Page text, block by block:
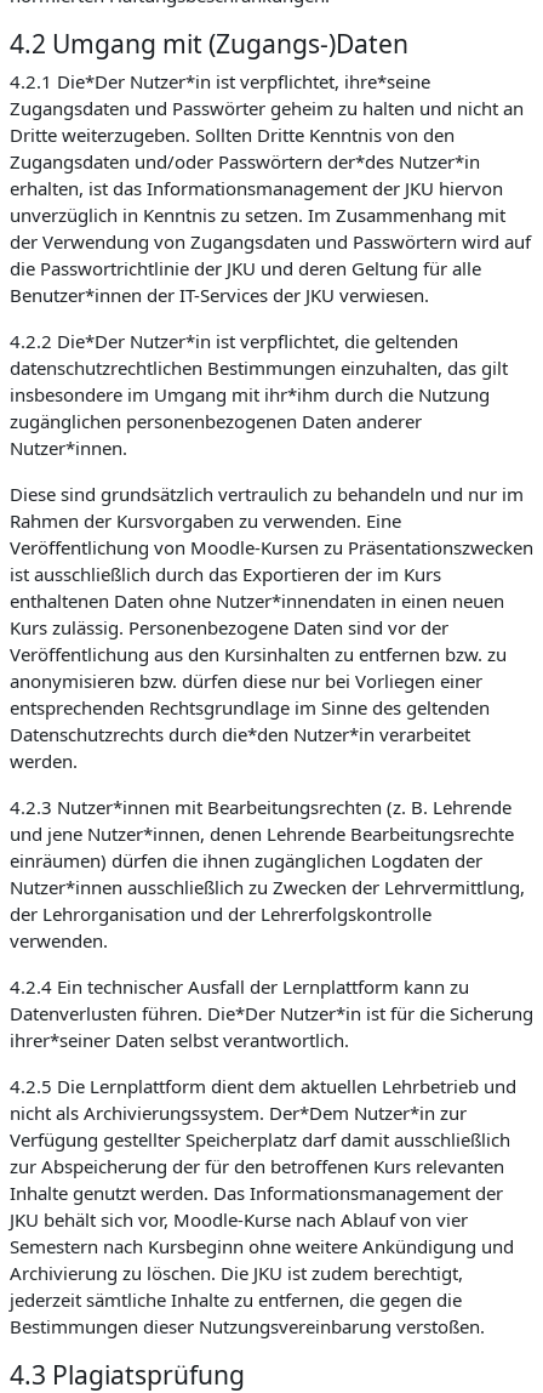
4.2 Umgang mit (Zugangs-)Daten
4.2.1 Die*Der Nutzer*in ist verpflichtet, ihre*seine
Zugangsdaten und Passwörter geheim zu halten und nicht an
Dritte weiterzugeben. Sollten Dritte Kenntnis von den
Zugangsdaten und/oder Passwörtern der*des Nutzer*in
erhalten, ist das Informationsmanagement der JKU hiervon
unverzüglich in Kenntnis zu setzen. Im Zusammenhang mit
der Verwendung von Zugangsdaten und Passwörtern wird auf
die Passwortrichtlinie der JKU und deren Geltung für alle
Benutzer*innen der IT-Services der JKU verwiesen.
4.2.2 Die*Der Nutzer*in ist verpflichtet, die geltenden
datenschutzrechtlichen Bestimmungen einzuhalten, das gilt
insbesondere im Umgang mit ihr*ihm durch die Nutzung
zugänglichen personenbezogenen Daten anderer
Nutzer*innen.
Diese sind grundsätzlich vertraulich zu behandeln und nur im
Rahmen der Kursvorgaben zu verwenden. Eine
Veröffentlichung von Moodle-Kursen zu Präsentationszwecken
ist ausschließlich durch das Exportieren der im Kurs
enthaltenen Daten ohne Nutzer*innendaten in einen neuen
Kurs zulässig. Personenbezogene Daten sind vor der
Veröffentlichung aus den Kursinhalten zu entfernen bzw. zu
anonymisieren bzw. dürfen diese nur bei Vorliegen einer
entsprechenden Rechtsgrundlage im Sinne des geltenden
Datenschutzrechts durch die*den Nutzer*in verarbeitet
werden.
4.2.3 Nutzer*innen mit Bearbeitungsrechten (z. B. Lehrende
und jene Nutzer*innen, denen Lehrende Bearbeitungsrechte
einräumen) dürfen die ihnen zugänglichen Logdaten der
Nutzer*innen ausschließlich zu Zwecken der Lehrvermittlung,
der Lehrorganisation und der Lehrerfolgskontrolle
verwenden.
4.2.4 Ein technischer Ausfall der Lernplattform kann zu
Datenverlusten führen. Die*Der Nutzer*in ist für die Sicherung
ihrer*seiner Daten selbst verantwortlich.
4.2.5 Die Lernplattform dient dem aktuellen Lehrbetrieb und
nicht als Archivierungssystem. Der*Dem Nutzer*in zur
Verfügung gestellter Speicherplatz darf damit ausschließlich
zur Abspeicherung der für den betroffenen Kurs relevanten
Inhalte genutzt werden. Das Informationsmanagement der
JKU behält sich vor, Moodle-Kurse nach Ablauf von vier
Semestern nach Kursbeginn ohne weitere Ankündigung und
Archivierung zu löschen. Die JKU ist zudem berechtigt,
jederzeit sämtliche Inhalte zu entfernen, die gegen die
Bestimmungen dieser Nutzungsvereinbarung verstoßen.
4.3 Plagiatsprüfung